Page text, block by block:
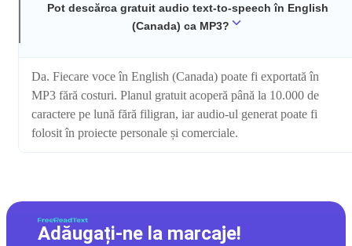
Pot descărca gratuit audio text-to-speech în English
(Canada) ca MP3?
Da. Fiecare voce în English (Canada) poate fi exportată în
MP3 fără costuri. Planul gratuit acoperă până la 10.000 de
caractere pe lună fără filigran, iar audio-ul generat poate fi
folosit în proiecte personale și comerciale.
Adăugați-ne la marcaje!